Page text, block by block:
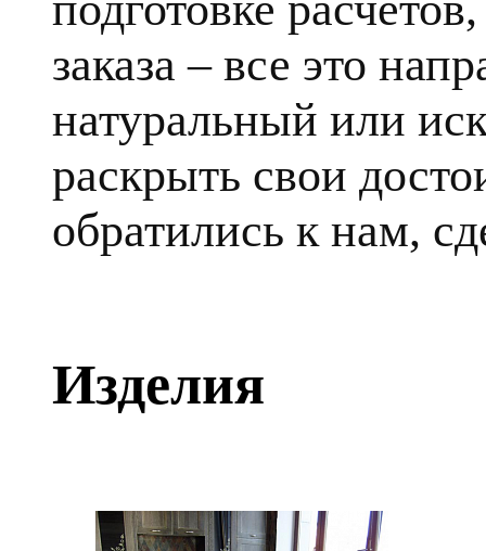
заказа – все это
натуральный или
раскрыть свои
обратились к нам,
Изделия